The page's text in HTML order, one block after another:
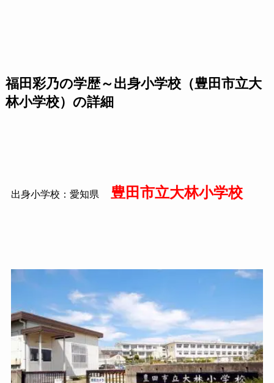
福田彩乃の学歴～出身小学校（豊田市立大
林小学校）の詳細
出身小学校：愛知県 豊田市立大林小学校